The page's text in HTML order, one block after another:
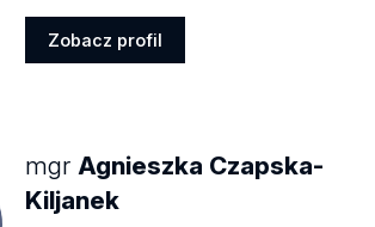
Zobacz profil
mgrAgnieszka Czapska-
Kiljanek